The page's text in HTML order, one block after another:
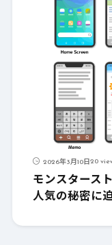
2026年3月10日20
モンスタース
人気の秘密に